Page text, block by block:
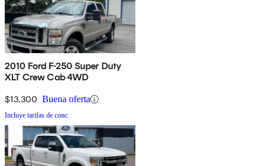
2010 Ford F-250 Super Duty
XLT Crew Cab 4WD
$13,300 Buena oferta
Incluye tarifas de conc.